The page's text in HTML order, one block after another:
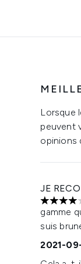
Lorsque
peuvent
opinions
JE
4 étoiles
gamme
suis
2021-